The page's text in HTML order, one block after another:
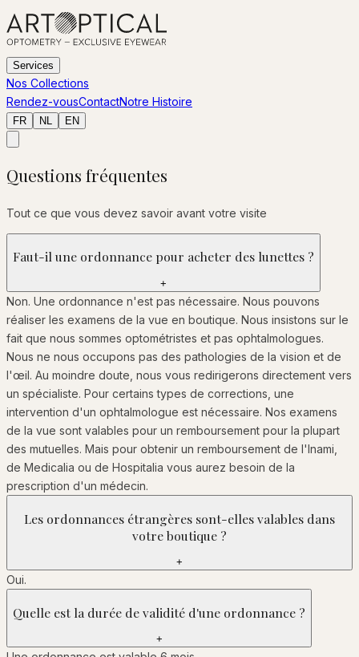
Services
Nos Collections
Rendez-vousContactNotre Histoire
FR NL EN
Questions fréquentes
Tout ce que vous devez savoir avant votre visite
Faut-il une ordonnance pour acheter des lunettes ?
+
Non. Une ordonnance n'est pas nécessaire. Nous pouvons
réaliser les examens de la vue en boutique. Nous insistons sur le
fait que nous sommes optométristes et pas ophtalmologues.
Nous ne nous occupons pas des pathologies de la vision et de
l'œil. Au moindre doute, nous vous redirigerons directement vers
un spécialiste. Pour certains types de corrections, une
intervention d'un ophtalmologue est nécessaire. Nos examens
de la vue sont valables pour un remboursement pour la plupart
des mutuelles. Mais pour obtenir un remboursement de l'Inami,
de Medicalia ou de Hospitalia vous aurez besoin de la
prescription d'un médecin.
Les ordonnances étrangères sont-elles valables dans
votre boutique ?
+
Oui.
Quelle est la durée de validité d'une ordonnance ?
+